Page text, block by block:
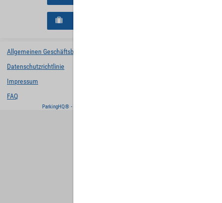
Allgemeinen Geschäftsbedingungen
Datenschutzrichtlinie
Impressum
FAQ
ParkingHQ® - eine Lösung von